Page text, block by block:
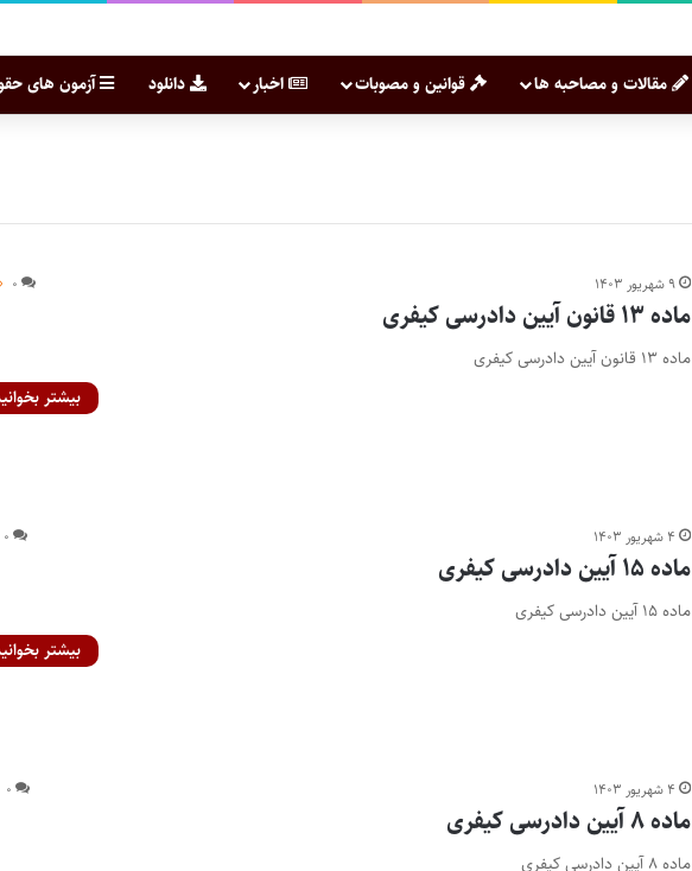
مقالات و مصاحبه ها قوانین و مصوبات اخبار دانلود آزمون های
۹ شهریور ۱۴۰۳ ۰
ماده ۱۳ قانون آیین دادرسی کیفری
ماده ۱۳ قانون آیین دادرسی کیفری
بیشتر
۴ شهریور ۱۴۰۳ ۰
ماده ۱۵ آیین دادرسی کیفری
ماده ۱۵ آیین دادرسی کیفری
بیشتر
۴ شهریور ۱۴۰۳ ۰
ماده ۸ آیین دادرسی کیفری
ماده ۸ آیین دادرسی کیفری